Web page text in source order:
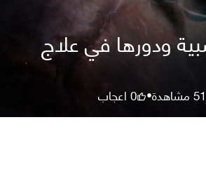
ودورها في علاج
مشاهدة•
0اعجاب